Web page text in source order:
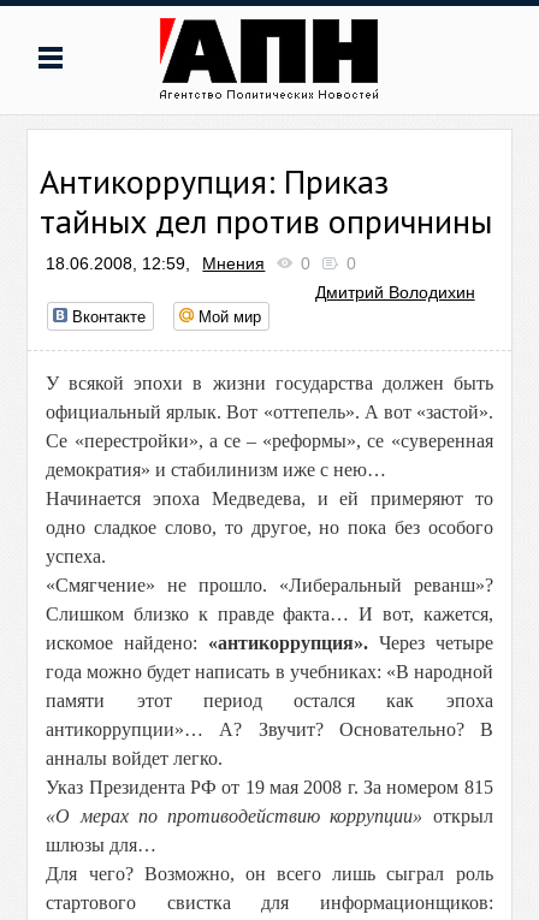
Антикоррупция: Приказ
тайных дел против опричнины
18.06.2008, 12:59, Мнения 0
0
Дмитрий Володихин
Вконтакте Мой мир
У всякой эпохи в жизни государства должен быть
официальный ярлык. Вот «оттепель». А вот «застой».
Се «перестройки», а се – «реформы», се «суверенная
демократия» и стабилинизм иже с нею…
Начинается эпоха Медведева, и ей примеряют то
одно сладкое слово, то другое, но пока без особого
успеха.
«Смягчение» не прошло. «Либеральный реванш»?
Слишком близко к правде факта… И вот, кажется,
искомое найдено: «антикоррупция». Через четыре
года можно будет написать в учебниках: «В народной
памяти этот период остался как эпоха
антикоррупции»… А? Звучит? Основательно? В
анналы войдет легко.
Указ Президента РФ от 19 мая 2008 г. За номером 815
«О мерах по противодействию коррупции» открыл
шлюзы для…
Для чего? Возможно, он всего лишь сыграл роль
стартового свистка для информационщиков: